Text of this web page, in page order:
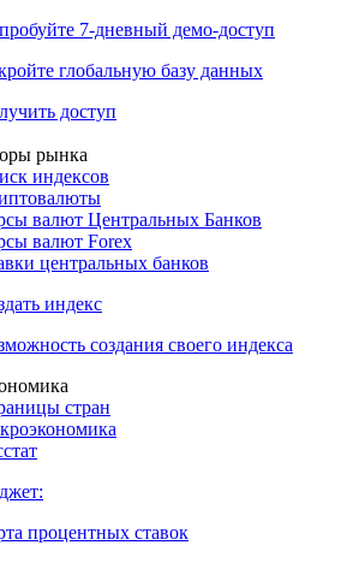
7-дневный демо-доступ
глобальную базу данных
доступ
рынка
индексов
валют Центральных Банков
валют Forex
центральных банков
индекс
создания своего индекса
стран
процентных ставок